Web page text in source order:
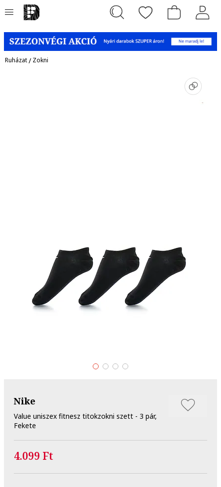
Ruházat/ Zokni
Nike
Value uniszex fitnesz titokzokni szett - 3 pár,
Fekete
4.099 Ft